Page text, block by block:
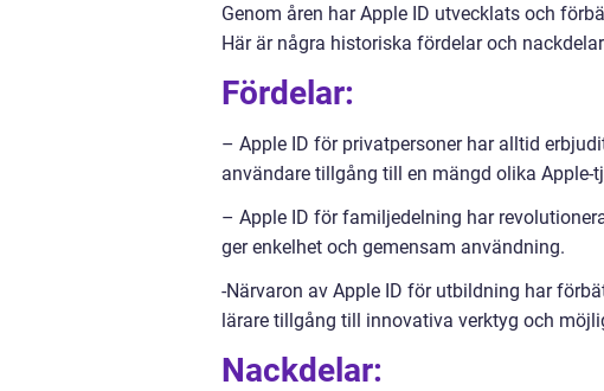
Genom åren har Apple ID utvecklats och
Här är några historiska fördelar och
Fördelar:
– Apple ID för privatpersoner har alltid
användare tillgång till en mängd olika Apple-
– Apple ID för familjedelning har
ger enkelhet och gemensam användning.
-Närvaron av Apple ID för utbildning har
lärare tillgång till innovativa verktyg och
Nackdelar: